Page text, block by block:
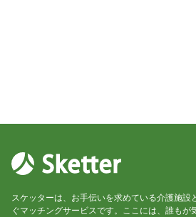
スケッターは、お手伝いを求めている介護施設
ぐマッチングサービスです。ここには、誰もが